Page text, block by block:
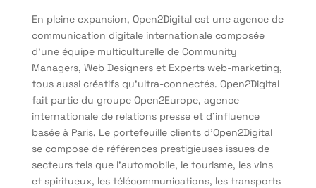
En pleine expansion, Open2Digital est une agence de
communication digitale internationale composée
d’une équipe multiculturelle de Community
Managers, Web Designers et Experts web-marketing,
tous aussi créatifs qu’ultra-connectés. Open2Digital
fait partie du groupe Open2Europe, agence
internationale de relations presse et d’influence
basée à Paris. Le portefeuille clients d’Open2Digital
se compose de références prestigieuses issues de
secteurs tels que l’automobile, le tourisme, les vins
et spiritueux, les télécommunications, les transports